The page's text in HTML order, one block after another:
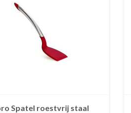
Spatel roestvrij staal